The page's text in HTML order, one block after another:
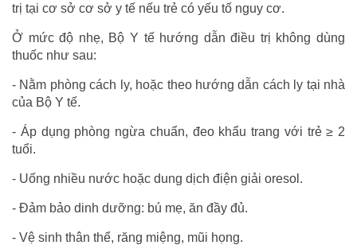
trị tại cơ sở cơ sở y tế nếu trẻ có yếu tố nguy cơ.
Ở mức độ nhẹ, Bộ Y tế hướng dẫn điều trị không dùng
thuốc như sau:
- Nằm phòng cách ly, hoặc theo hướng dẫn cách ly tại nhà
của Bộ Y tế.
- Áp dụng phòng ngừa chuẩn, đeo khẩu trang với trẻ ≥ 2
tuổi.
- Uống nhiều nước hoặc dung dịch điện giải oresol.
- Đảm bảo dinh dưỡng: bú mẹ, ăn đầy đủ.
- Vệ sinh thân thể, răng miệng, mũi họng.